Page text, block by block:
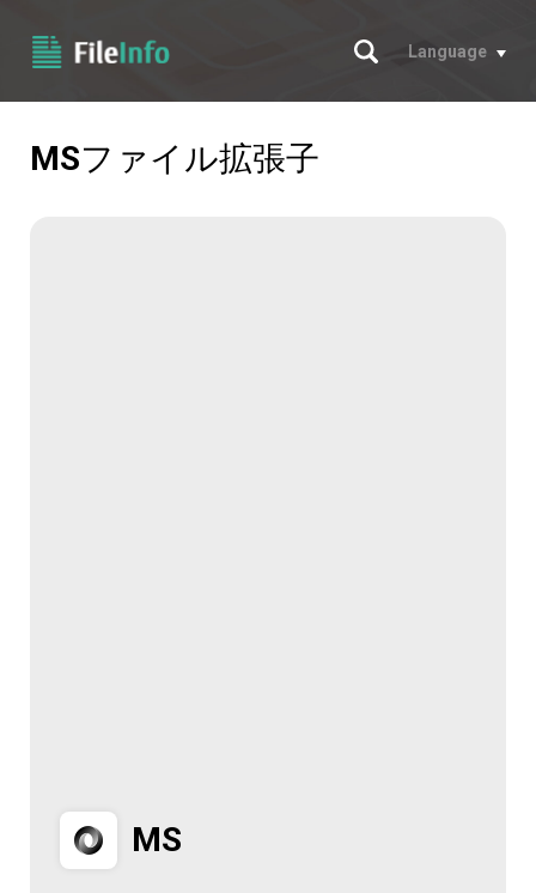
サーチ
Language
MSファイル拡張子
MS